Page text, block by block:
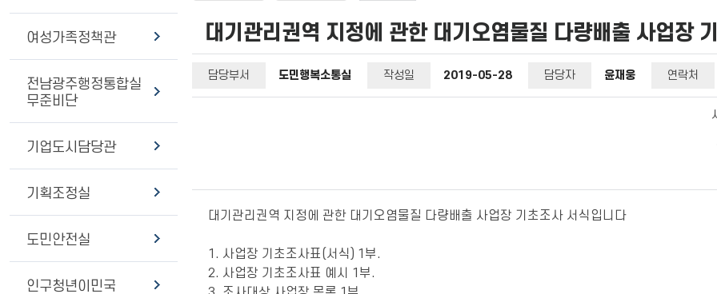
여성가족정책관
전남광주행정통합실
무준비단
기업도시담당관
기획조정실
도민안전실
인구청년이민국
대기관리권역 지정에 관한 대기오염물질 다량배출 사업장
담당부서 도민행복소통실 작성일 2019-05-28 담당자 윤재웅 연락처
대기관리권역 지정에 관한 대기오염물질 다량배출 사업장 기초조사 서식입니다
1. 사업장 기초조사표(서식) 1부.
2. 사업장 기초조사표 예시 1부.